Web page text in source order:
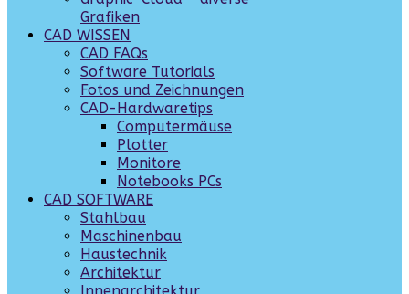
Grafiken
CAD WISSEN
CAD FAQs
Software Tutorials
Fotos und Zeichnungen
CAD-Hardwaretips
Computermäuse
Plotter
Monitore
Notebooks PCs
CAD SOFTWARE
Stahlbau
Maschinenbau
Haustechnik
Architektur